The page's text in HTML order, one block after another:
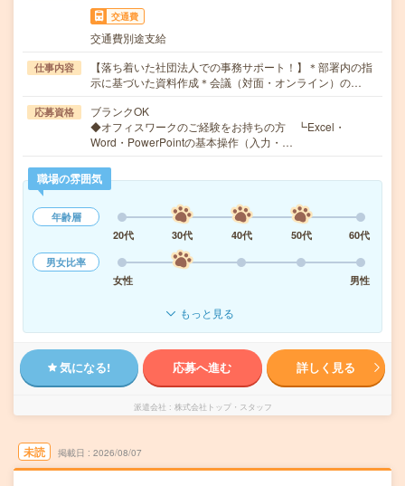
交通費
交通費別途支給
仕事内容
【落ち着いた社団法人での事務サポート！】＊部署内の指
示に基づいた資料作成＊会議（対面・オンライン）の…
応募資格
ブランクOK
◆オフィスワークのご経験をお持ちの方 ┗Excel・
Word・PowerPointの基本操作（入力・…
職場の雰囲気
年齢層
20代
30代 40代 50代
60代
男女比率
女性
男性
もっと見る
気になる! 応募へ進む 詳しく見る
派遣会社 株式会社トップ・スタッフ
未読 掲載日 2026/08/07